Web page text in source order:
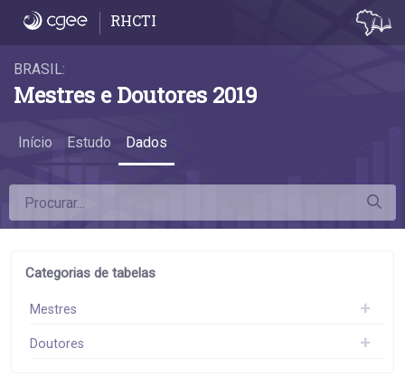
Dados RHCTI
BRASIL:
Mestres e Doutores 2019
Início Estudo Dados
Categorias de tabelas
Mestres
Doutores